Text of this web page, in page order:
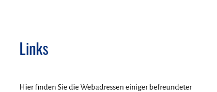
Links
Hier finden Sie die Webadressen einiger befreundeter